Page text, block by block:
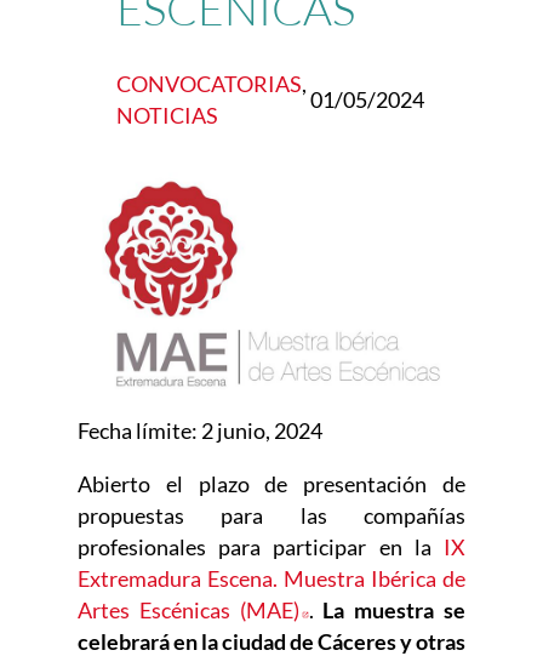
CONVOCATORIAS
NOTICIAS
01/05/2024
Fecha lí­mite: 2 junio, 2024
Abierto el plazo de presentación de
propuestas para las compañías
profesionales para participar en la IX
Extremadura Escena. Muestra Ibérica de
Artes Escénicas (MAE) Abre en nueva ventana
. La muestra se
celebrará en la ciudad de Cáceres y otras